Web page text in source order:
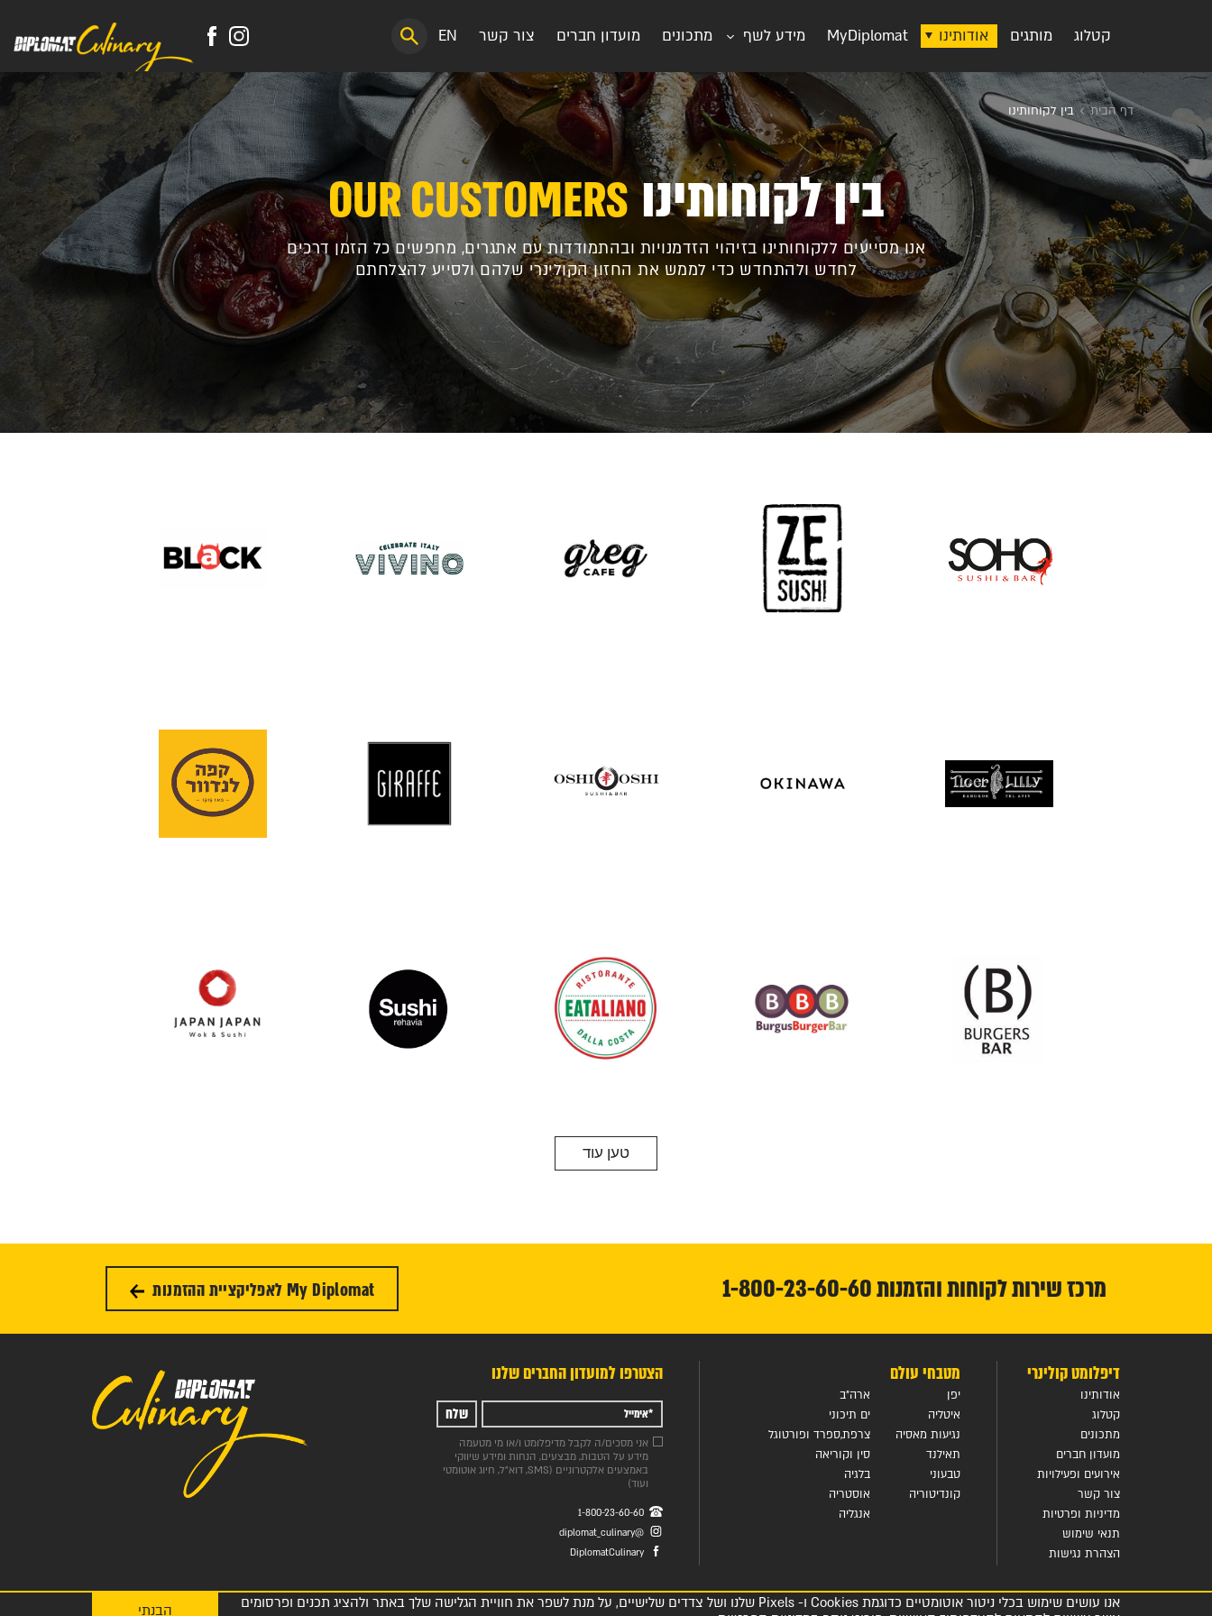
קטלוג מותגים אודותינו MyDiplomat מידע לשף מתכונים מועדון חברים צור קשר EN
דף הבית בין לקוחותינו
בין לקוחותינוOUR CUSTOMERS
אנו מסייעים ללקוחותינו בזיהוי הזדמנויות ובהתמודדות עם אתגרים, מחפשים כל הזמן דרכים
לחדש ולהתחדש כדי לממש את החזון הקולינרי שלהם ולסייע להצלחתם
טען עוד
My Diplomat לאפליקציית ההזמנות מרכז שירות לקוחות והזמנות 1-800-23-60-60
דיפלומט קולינרי
אודותינו
קטלוג
מתכונים
מועדון חברים
אירועים ופעילויות
צור קשר
מדיניות ופרטיות
תנאי שימוש
הצהרת נגישות
מטבחי עולם
יפן
איטליה
נגיעות מאסיה
תאילנד
טבעוני
קונדיטוריה
ארה"ב
ים תיכוני
צרפת,ספרד ופורטוגל
סין וקוריאה
בלגיה
אוסטריה
אנגליה
הצטרפו למועדון החברים שלנו
שלח
אני מסכים/ה לקבל מדיפלומט ו/או מי מטעמה
מידע על הטבות, מבצעים, הנחות ומידע שיווקי
באמצעים אלקטרוניים (SMS, דוא"ל, חיוג אוטומטי
ועוד)
1-800-23-60-60
@diplomat_culinary
DiplomatCulinary
אנו עושים שימוש בכלי ניטור אוטומטיים כדוגמת Cookies ו- Pixels שלנו ושל צדדים שלישיים, על מנת לשפר את חוויית הגלישה שלך באתר ולהציג תכנים ופרסומים
הבנתי